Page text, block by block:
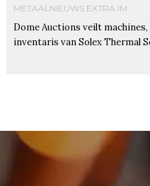
METAALNIEUWS EXTRA IM
Dome Auctions veilt
inventaris van Solex Thermal